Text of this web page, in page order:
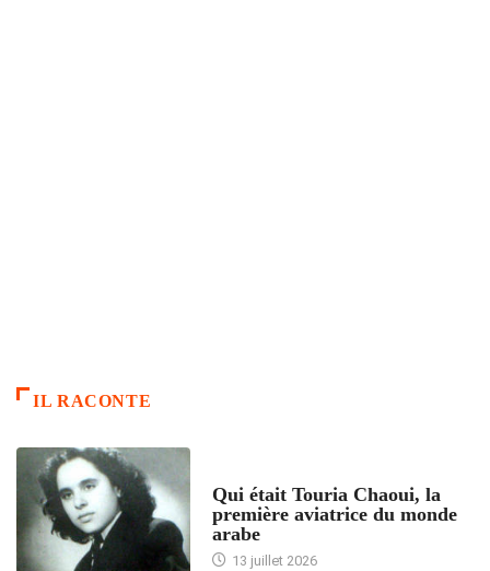
IL RACONTE
Qui était Touria Chaoui, la
première aviatrice du monde
arabe
13 juillet 2026